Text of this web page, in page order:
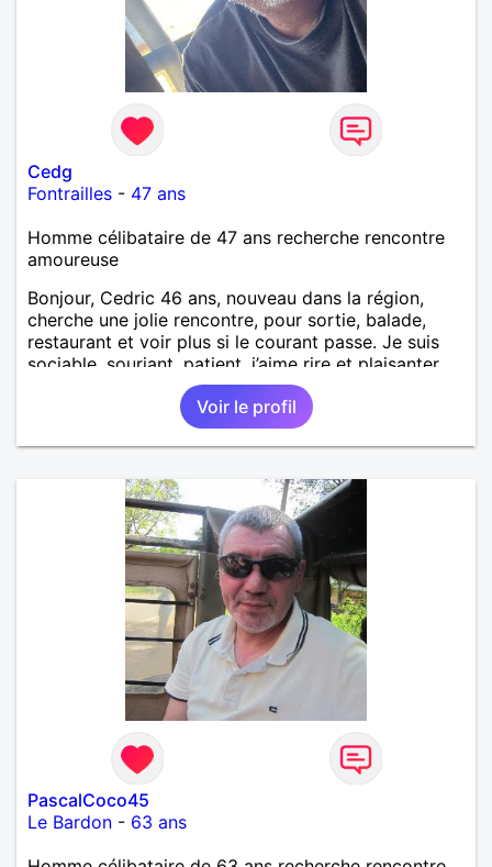
a pieds. A la fin de mon travail a mon domicile. J 'ai
un rêve cet de construire une vie a deux en
harmonie. Si je pourrais lui décrocher la lune je le
ferais. A chaque fois que je vois un beau ciel étoilé
je rêve d' être avec quelqu'un.
Cedg
Fontrailles - 47 ans
Homme célibataire de 47 ans recherche rencontre
amoureuse
Bonjour, Cedric 46 ans, nouveau dans la région,
cherche une jolie rencontre, pour sortie, balade,
restaurant et voir plus si le courant passe. Je suis
sociable, souriant, patient, j’aime rire et plaisanter..
Voir le profil
PascalCoco45
Le Bardon - 63 ans